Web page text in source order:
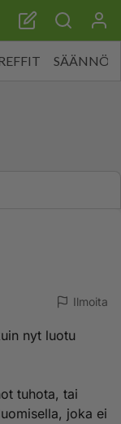
SÄÄNNÖT
Ilmoita
nyt luotu
tuhota, tai
joka ei